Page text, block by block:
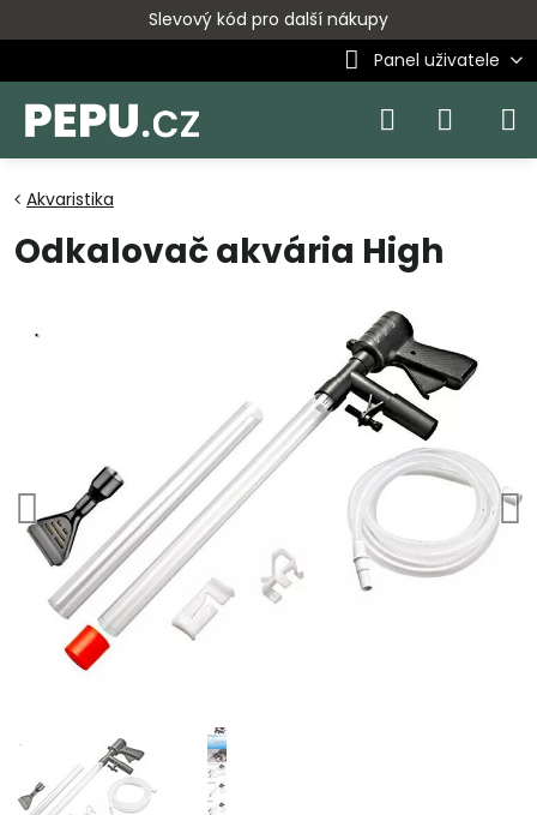
Slevový kód pro další nákupy
Panel uživatele
Akvaristika
Odkalovač akvária High